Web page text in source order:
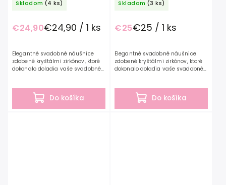
Skladom (4 ks)
€24,90€24,90 / 1 ks
Do košíka
Elegantné svadobné náušnice
zdobené kryštálmi zirkónov, ktoré
dokonalo doladia vaše svadobné
G.Westerleigh sú...
Skladom (3 ks)
€25€25 / 1 ks
Do košíka
Elegantné svadobné náušnice
zdobené kryštálmi zirkónov, ktoré
dokonalo doladia vaše svadobné
G.Westerleigh sú...